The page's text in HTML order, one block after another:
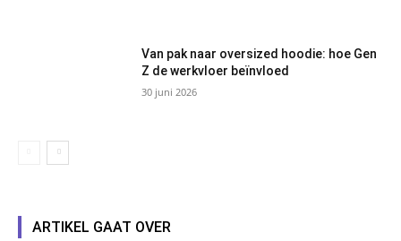
Van pak naar oversized hoodie: hoe Gen
Z de werkvloer beïnvloed
30 juni 2026
ARTIKEL GAAT OVER